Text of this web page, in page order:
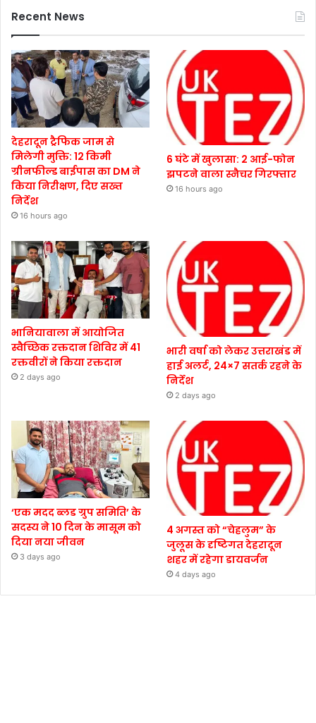
Recent News
देहरादून ट्रैफिक जाम से
मिलेगी मुक्ति: 12 किमी
ग्रीनफील्ड बाईपास का DM ने
किया निरीक्षण, दिए सख्त
निर्देश
16 hours ago
6 घंटे में खुलासा: 2 आई-फोन
झपटने वाला स्नैचर गिरफ्तार
16 hours ago
भानियावाला में आयोजित
स्वैच्छिक रक्तदान शिविर में 41
रक्तवीरों ने किया रक्तदान
2 days ago
भारी वर्षा को लेकर उत्तराखंड में
हाई अलर्ट, 24×7 सतर्क रहने के
निर्देश
2 days ago
‘एक मदद ब्लड ग्रुप समिति’ के
सदस्य ने 10 दिन के मासूम को
दिया नया जीवन
3 days ago
4 अगस्त को “चेहलुम” के
जुलूस के दृष्टिगत देहरादून
शहर में रहेगा डायवर्जन
4 days ago